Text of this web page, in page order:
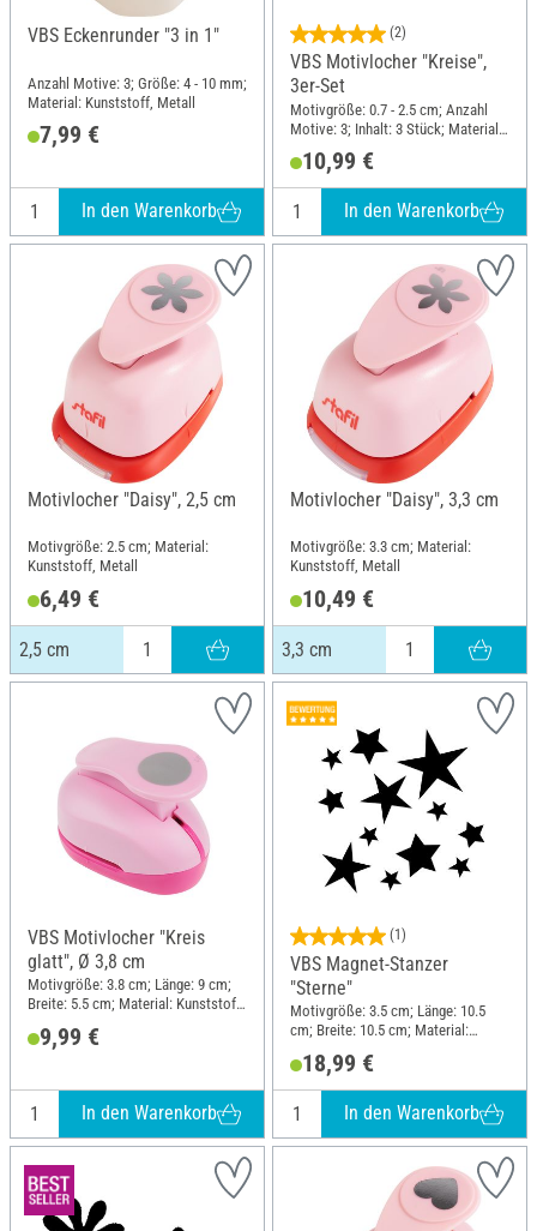
VBS Eckenrunder "3 in 1"
Anzahl Motive: 3; Größe: 4 - 10 mm;
Material: Kunststoff, Metall
7,99 €
In den Warenkorb
(2)
VBS Motivlocher "Kreise",
3er-Set
Motivgröße: 0.7 - 2.5 cm; Anzahl
Motive: 3; Inhalt: 3 Stück; Material:
10,99 €
In den Warenkorb
Motivlocher "Daisy", 2,5 cm
Motivgröße: 2.5 cm; Material:
Kunststoff, Metall
6,49 €
2,5 cm
Motivlocher "Daisy", 3,3 cm
Motivgröße: 3.3 cm; Material:
Kunststoff, Metall
10,49 €
3,3 cm
VBS Motivlocher "Kreis
glatt", Ø 3,8 cm
Motivgröße: 3.8 cm; Länge: 9 cm;
Breite: 5.5 cm; Material: Kunststoff,
9,99 €
In den Warenkorb
(1)
VBS Magnet-Stanzer
"Sterne"
Motivgröße: 3.5 cm; Länge: 10.5
cm; Breite: 10.5 cm; Material:
18,99 €
In den Warenkorb